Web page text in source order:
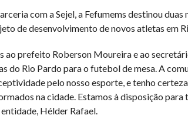
com a Sejel, a Fefumems destinou
de desenvolvimento de novos atletas em
ao prefeito Roberson Moureira e ao
do Rio Pardo para o futebol de mesa. A
pelo nosso esporte, e tenho
na cidade. Estamos à disposição para
Hélder Rafael.